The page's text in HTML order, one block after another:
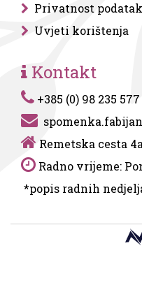
Privatnost
Uvjeti korištenja
Kontakt
+385 (0) 98 235 577
Remetska cesta
Radno vrijeme:
*popis radnih